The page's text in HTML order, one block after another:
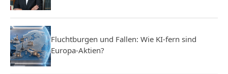
Fluchtburgen und Fallen: Wie KI-fern sind
Europa-Aktien?